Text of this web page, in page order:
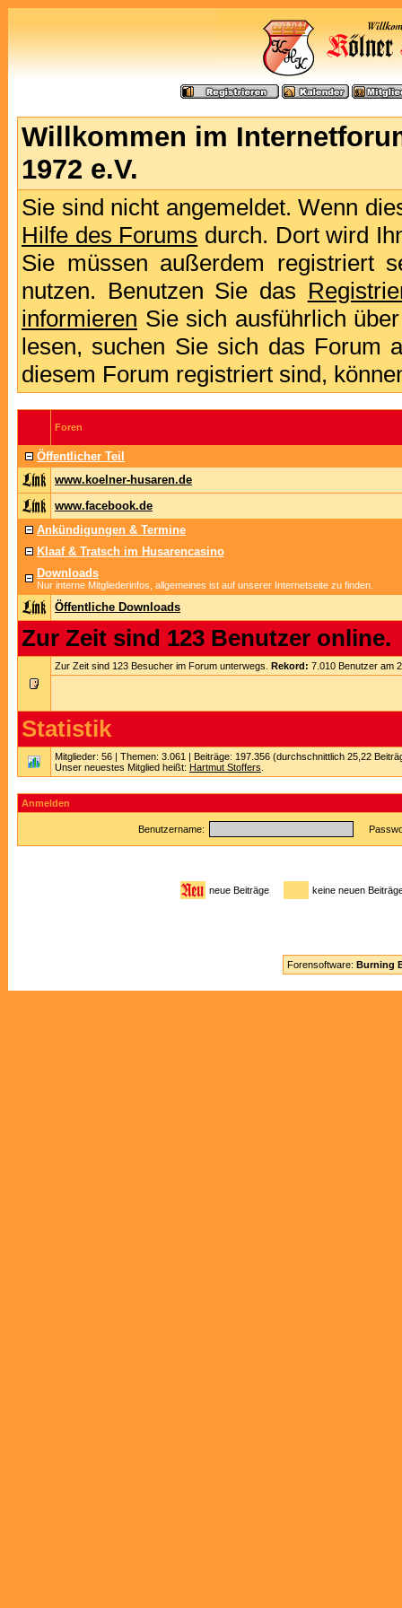
Willkommen im
1972 e.V.
Sie sind nicht angemeldet. Wenn
Hilfe des Forums durch. Dort wird
Sie müssen außerdem registriert
nutzen. Benutzen Sie das
informieren Sie sich ausführlich
lesen, suchen Sie sich das Forum
diesem Forum registriert sind,
Foren
Öffentlicher Teil
www.koelner-husaren.de
www.facebook.de
Ankündigungen & Termine
Klaaf & Tratsch im Husarencasino
Downloads
Nur interne Mitgliederinfos, allgemeines ist auf unserer Internetseite zu finden.
Öffentliche Downloads
Zur Zeit sind 123 Benutzer online.
Zur Zeit sind 123 Besucher im Forum unterwegs. Rekord: 7.010 Benutzer am
Statistik
Mitglieder: 56 | Themen: 3.061 | Beiträge: 197.356 (durchschnittlich 25,22
Unser neuestes Mitglied heißt: Hartmut Stoffers
Anmelden
Benutzername:
neue Beiträge keine neuen
Forensoftware: Burning